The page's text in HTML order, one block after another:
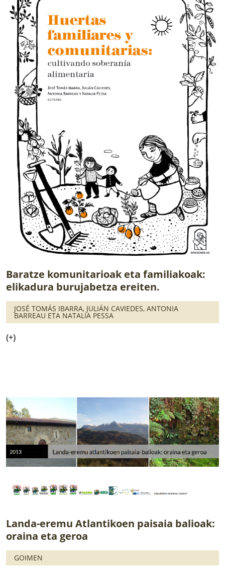
LURRAREN AGENDA
AZOKA
Baratze komunitarioak eta familiakoak:
elikadura burujabetza ereiten.
JOSÉ TOMÁS IBARRA, JULIÁN CAVIEDES, ANTONIA
BARREAU ETA NATALIA PESSA
(+)
Landa-eremu Atlantikoen paisaia balioak:
oraina eta geroa
GOIMEN